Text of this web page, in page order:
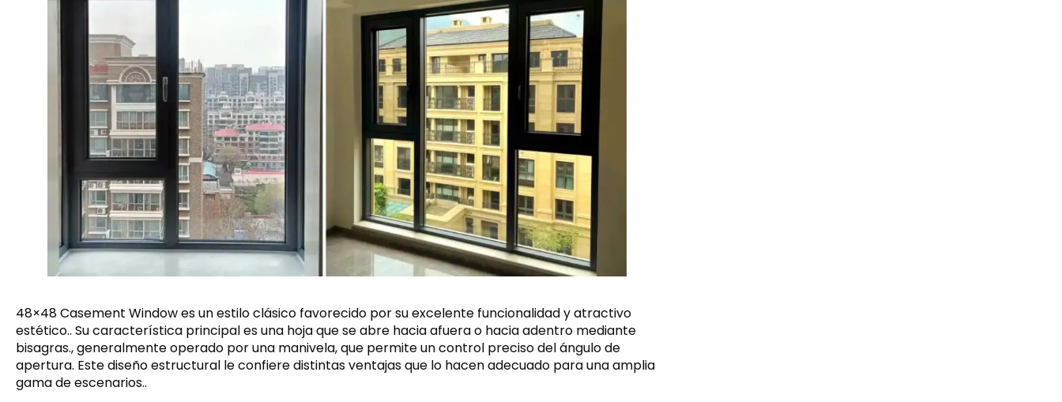
48×48 Casement Window es un estilo clásico favorecido por su excelente funcionalidad y atractivo
estético.. Su característica principal es una hoja que se abre hacia afuera o hacia adentro mediante
bisagras., generalmente operado por una manivela, que permite un control preciso del ángulo de
apertura. Este diseño estructural le confiere distintas ventajas que lo hacen adecuado para una amplia
gama de escenarios..